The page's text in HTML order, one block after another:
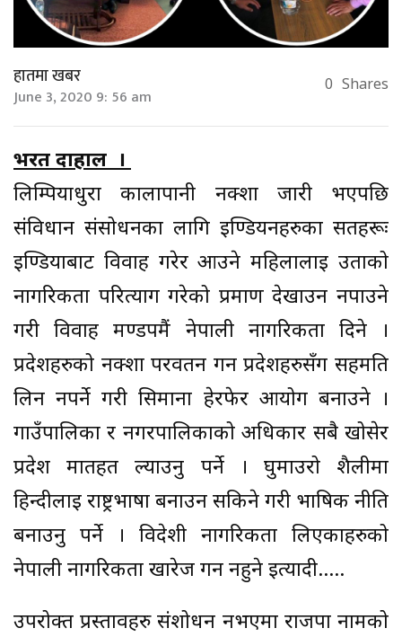
हातमा खबर
June 3, 2020 9: 56 am 0 Shares
भरत दाहाल ।
लिम्पियाधुरा कालापानी नक्शा जारी भएपछि
संविधान संसोधनका लागि ईण्डियनहरुका सर्तहरूः
ईण्डियाबाट विवाह गरेर आउने महिलालाई उताको
नागरिकता परित्याग गरेको प्रमाण देखाउन नपाउने
गरी विवाह मण्डपमैं नेपाली नागरिकता दिने ।
प्रदेशहरुको नक्शा परवर्तन गर्न प्रदेशहरुसँग सहमति
लिन नपर्ने गरी सिमाना हेरफेर आयोग बनाउने ।
गाउँपालिका र नगरपालिकाको अधिकार सबै खोसेर
प्रदेश मातहत ल्याउनु पर्ने । घुमाउरो शैलीमा
हिन्दीलाई राष्ट्रभाषा बनाउन सकिने गरी भाषिक नीति
बनाउनु पर्ने । विदेशी नागरिकता लिएकाहरुको
नेपाली नागरिकता खारेज गर्न नहुने ईत्यादी…..
उपरोक्त प्रस्तावहरु संशोधन नभएमा राजपा नामको